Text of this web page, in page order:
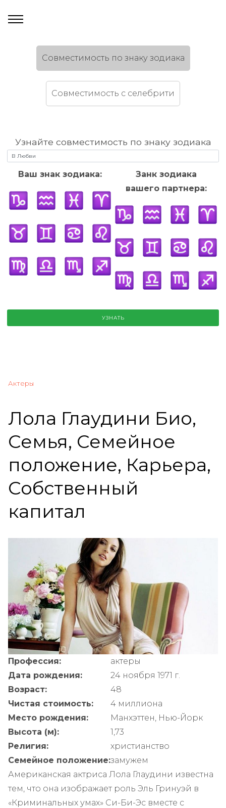
Cовместимость по знаку зодиака
Cовместимость c селебрити
Узнайте совместимость по знаку зодиака
Ваш знак зодиака:
Занк зодиака
вашего партнера:
УЗНАТЬ
Актеры
Лола Глаудини Био,
Семья, Семейное
положение, Карьера,
Собственный
капитал
Профессия:
актеры
Дата рождения:
24 ноября 1971 г.
Возраст:
48
Чистая стоимость:
4 миллиона
Место рождения:
Манхэттен, Нью-Йорк
Высота (м):
1,73
Религия:
христианство
Семейное положение:замужем
Американская актриса Лола Глаудини известна
тем, что она изображает роль Эль Гринуэй в
«Криминальных умах» Си-Би-Эс вместе с